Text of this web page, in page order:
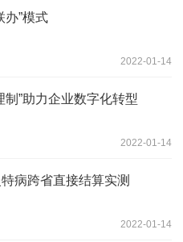
办”模式
2022-01-14
制”助力企业数字化转型
2022-01-14
病跨省直接结算实测
2022-01-14